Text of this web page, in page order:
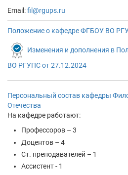
Email:fil@rgups.ru
Положение о кафедре ФГБОУ ВО
Изменения и дополнения в
ВО РГУПС от 27.12.2024
Персональный состав кафедры
Отечества
На кафедре работают:
Профессоров – 3
Доцентов – 4
Ст. преподавателей – 1
Ассистент - 1